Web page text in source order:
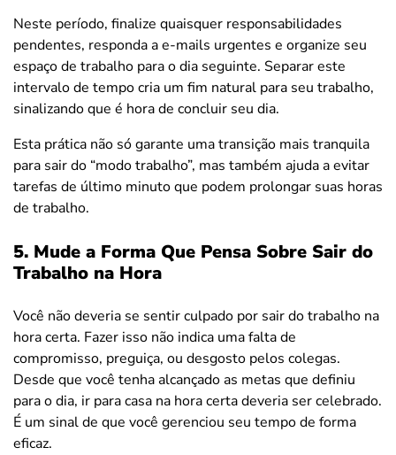
Neste período, finalize quaisquer responsabilidades
pendentes, responda a e-mails urgentes e organize seu
espaço de trabalho para o dia seguinte. Separar este
intervalo de tempo cria um fim natural para seu trabalho,
sinalizando que é hora de concluir seu dia.
Esta prática não só garante uma transição mais tranquila
para sair do “modo trabalho”, mas também ajuda a evitar
tarefas de último minuto que podem prolongar suas horas
de trabalho.
5. Mude a Forma Que Pensa Sobre Sair do
Trabalho na Hora
Você não deveria se sentir culpado por sair do trabalho na
hora certa. Fazer isso não indica uma falta de
compromisso, preguiça, ou desgosto pelos colegas.
Desde que você tenha alcançado as metas que definiu
para o dia, ir para casa na hora certa deveria ser celebrado.
É um sinal de que você gerenciou seu tempo de forma
eficaz.